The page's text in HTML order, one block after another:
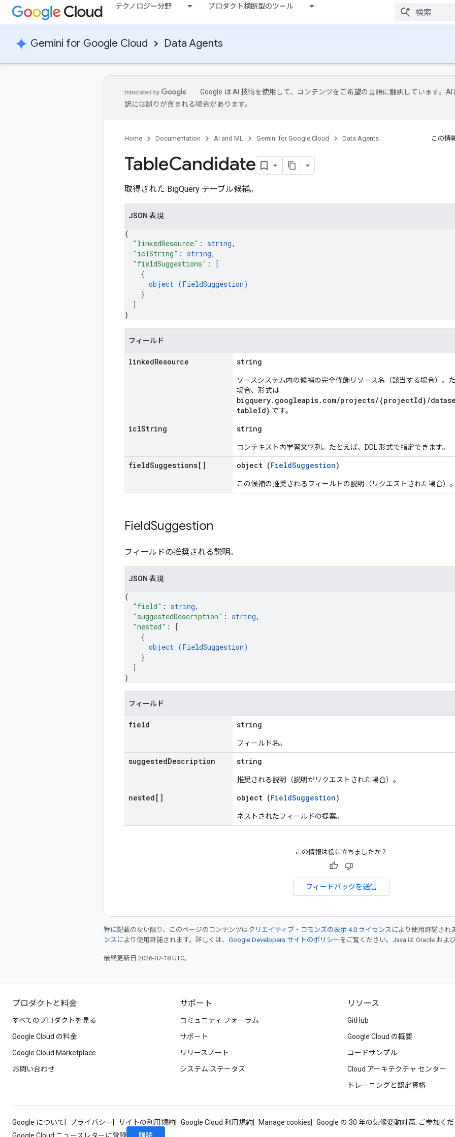
テクノロジー分野 プロダクト横断型のツール
Gemini for Google Cloud Data Agents
Google は AI 技術を使用して、コンテンツをご希望の言語に翻訳しています。AI
訳には誤りが含まれる場合があります。
Home Documentation AI and ML Gemini for Google Cloud Data Agents この情
TableCandidate
取得された BigQuery テーブル候補。
JSON 表現
{
"linkedResource" : string,
"iclString" : string,
"fieldSuggestions" :
[
{
object (FieldSuggestion)
}
]
}
フィールド
linkedResource string
ソースシステム内の候補の完全修飾リソース名（該当する場合）。
場合、形式は
bigquery.googleapis.com/projects/{projectId}/
tableId} です。
iclString string
コンテキスト内学習文字列。たとえば、DDL 形式で指定できます。
fieldSuggestions[] object (FieldSuggestion)
この候補の推奨されるフィールドの説明（リクエストされた場合）
FieldSuggestion
フィールドの推奨される説明。
JSON 表現
{
"field" : string,
"suggestedDescription" : string,
"nested" :
[
{
object (FieldSuggestion)
}
]
}
フィールド
field string
フィールド名。
suggestedDescription string
推奨される説明（説明がリクエストされた場合）。
nested[] object (FieldSuggestion)
ネストされたフィールドの提案。
この情報は役に立ちましたか？
フィードバックを送信
特に記載のない限り、このページのコンテンツはクリエイティブ・コモンズの表示 4.0 ライセンス により使用許諾され
ンス により使用許諾されます。詳しくは、 Google Developers サイトのポリシー をご覧ください。Java は Oracle およ
最終更新日 2026-07-18 UTC。
プロダクトと料金
すべてのプロダクトを見る
Google Cloud の料金
Google Cloud Marketplace
お問い合わせ
サポート
コミュニティ フォーラム
サポート
リリースノート
システム ステータス
リソース
GitHub
Google Cloud の概要
コードサンプル
Cloud アーキテクチャ センター
トレーニングと認定資格
Google について プライバシー サイトの利用規約 Google Cloud 利用規約 Manage cookies
Google の 30 年の気候変動対策: ご参加く